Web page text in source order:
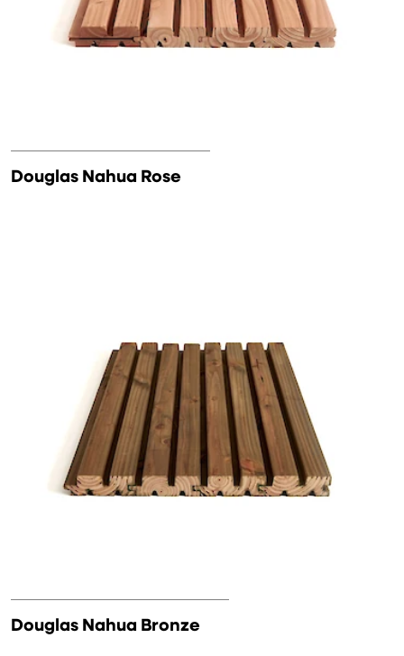
Douglas Nahua Rose
Douglas Nahua Bronze